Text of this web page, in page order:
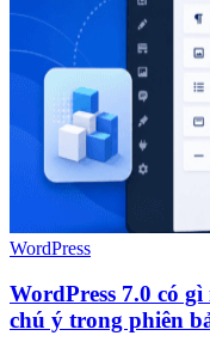
WordPress
WordPress 7.0 có
chú ý trong phiên